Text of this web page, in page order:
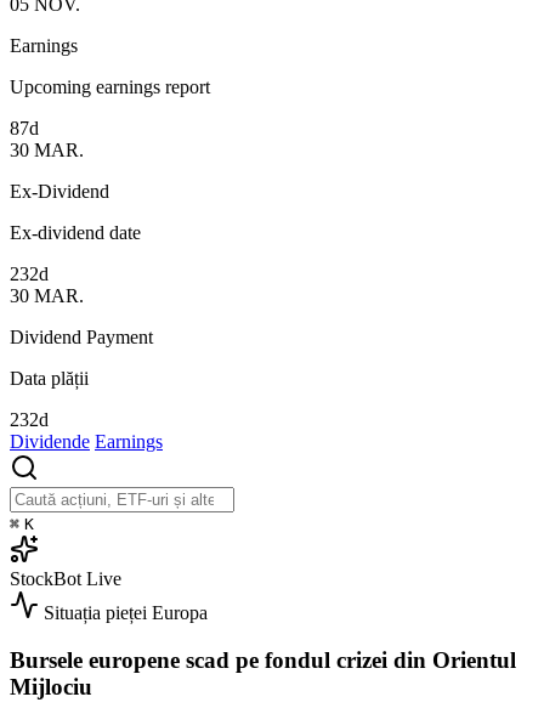
05 NOV.
Earnings
Upcoming earnings report
87d
30 MAR.
Ex-Dividend
Ex-dividend date
232d
30 MAR.
Dividend Payment
Data plății
232d
Dividende Earnings
⌘ K
StockBot Live
Situația pieței Europa
Bursele europene scad pe fondul crizei din Orientul
Mijlociu